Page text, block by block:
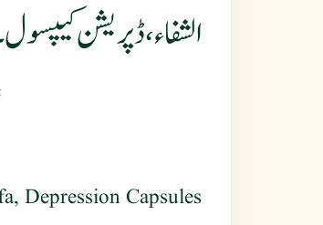
الشفاء، ڈپریشن
Depression Capsules.